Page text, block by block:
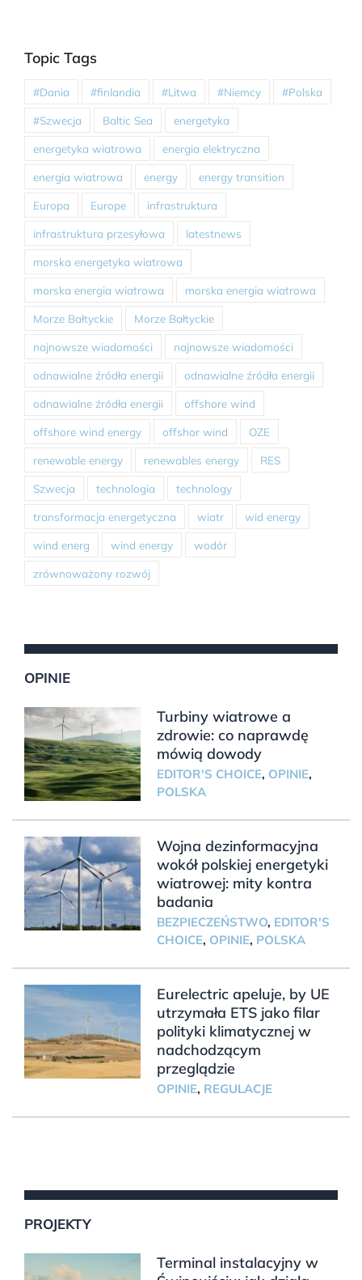
Topic Tags
#Dania #finlandia #Litwa #Niemcy #Polska
#Szwecja Baltic Sea energetyka
energetyka wiatrowa energia elektryczna
energia wiatrowa energy energy transition
Europa Europe infrastruktura
infrastruktura przesyłowa latestnews
morska energetyka wiatrowa
morska energia wiatrowa morska energia wiatrowa
Morze Bałtyckie Morze Bałtyckie
najnowsze wiadomości najnowsze wiadomości
odnawialne źródła energii odnawialne źródła energii
odnawialne źródła energii offshore wind
offshore wind energy offshor wind OZE
renewable energy renewables energy RES
Szwecja technologia technology
transformacja energetyczna wiatr wid energy
wind energ wind energy wodór
zrównoważony rozwój
OPINIE
Turbiny wiatrowe a
zdrowie: co naprawdę
mówią dowody
EDITOR'S CHOICE, OPINIE,
POLSKA
Wojna dezinformacyjna
wokół polskiej energetyki
wiatrowej: mity kontra
badania
BEZPIECZEŃSTWO, EDITOR'S
CHOICE, OPINIE, POLSKA
Eurelectric apeluje, by UE
utrzymała ETS jako filar
polityki klimatycznej w
nadchodzącym
przeglądzie
OPINIE, REGULACJE
PROJEKTY
Terminal instalacyjny w